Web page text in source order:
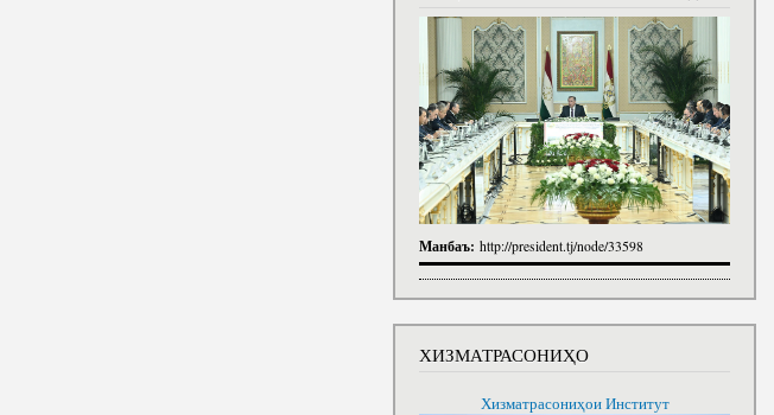
Манбаъ: http://president.tj/node/33598
ХИЗМАТРАСОНИҲО
Хизматрасониҳои Институт